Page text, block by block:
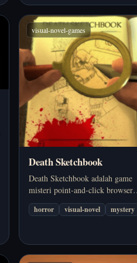
visual-novel-games
Death Sketchbook
Death Sketchbook adalah game
misteri point-and-click browser
dengan penceritaan visual novel,
rekonstruksi petunjuk lewat
horror visual-novel mystery